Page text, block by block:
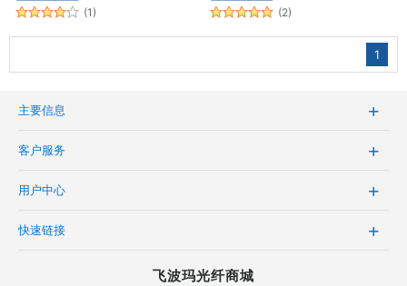
(1) (2)
1
主要信息
客户服务
用户中心
快速链接
飞波玛光纤商城